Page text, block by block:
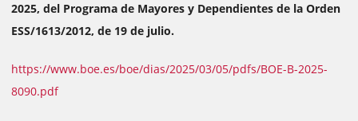
2025, del Programa de Mayores y Dependientes de la Orden
ESS/1613/2012, de 19 de julio.
https://www.boe.es/boe/dias/2025/03/05/pdfs/BOE-B-2025-
8090.pdf